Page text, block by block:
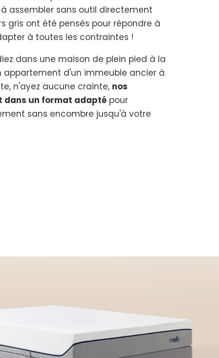
assembler sans outil directement
gris ont été pensés pour répondre à
à toutes les contraintes !
dans une maison de plein pied à la
d'un immeuble ancier à
n'ayez aucune crainte, nos
dans un format adaptépour
sans encombre jusqu'à votre